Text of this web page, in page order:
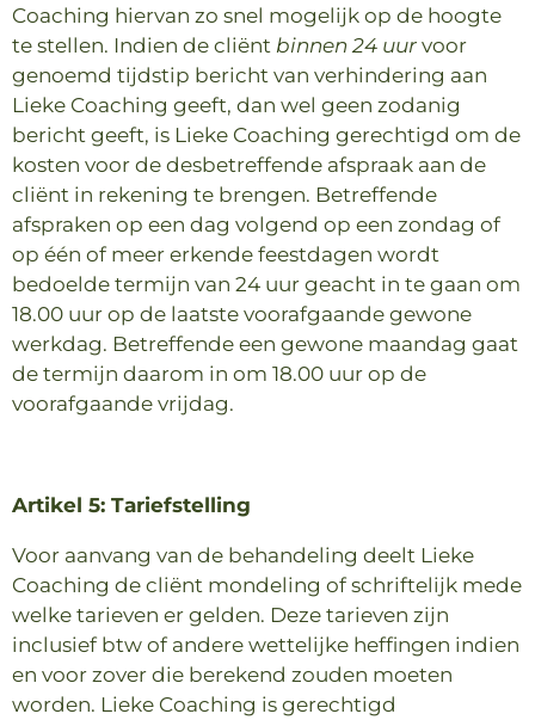
Coaching hiervan zo snel mogelijk op de hoogte
te stellen. Indien de cliënt binnen 24 uurvoor
genoemd tijdstip bericht van verhindering aan
Lieke Coaching geeft, dan wel geen zodanig
bericht geeft, is Lieke Coaching gerechtigd om de
kosten voor de desbetreffende afspraak aan de
cliënt in rekening te brengen. Betreffende
afspraken op een dag volgend op een zondag of
op één of meer erkende feestdagen wordt
bedoelde termijn van 24 uur geacht in te gaan om
18.00 uur op de laatste voorafgaande gewone
werkdag. Betreffende een gewone maandag gaat
de termijn daarom in om 18.00 uur op de
voorafgaande vrijdag.
Artikel 5: Tariefstelling
Voor aanvang van de behandeling deelt Lieke
Coaching de cliënt mondeling of schriftelijk mede
welke tarieven er gelden. Deze tarieven zijn
inclusief btw of andere wettelijke heffingen indien
en voor zover die berekend zouden moeten
worden. Lieke Coaching is gerechtigd